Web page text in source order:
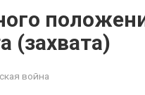
(захвата)
война